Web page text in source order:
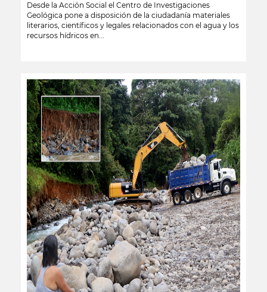
Desde la Acción Social el Centro de Investigaciones
Geológica pone a disposición de la ciudadanía materiales
literarios, científicos y legales relacionados con el agua y los
recursos hídricos en...